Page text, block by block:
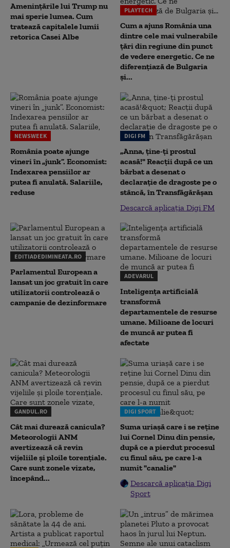
Amenințările lui Trump nu
mai sperie lumea. Cum
tratează capitalele lumii
retorica Casei Albe
PLAYTECH
Cum a ajuns România una
dintre cele mai vulnerabile
țări din regiune din punct
de vedere energetic. Ce ne
diferențiază de Bulgaria
și...
NEWSWEEK
România poate ajunge
vineri în „junk”. Economist:
Indexarea pensiilor ar
putea fi anulată. Salariile,
reduse
DIGI FM
„Anna, ţine-ţi prostul
acasă!" Reacţii după ce un
bărbat a desenat o
declaraţie de dragoste pe o
stâncă, în Transfăgărăşan
Descarcă aplicația Digi FM
EDITIADEDIMINEATA.RO
Parlamentul European a
lansat un joc gratuit în care
utilizatorii controlează o
campanie de dezinformare
ADEVARUL
Inteligența artificială
transformă
departamentele de resurse
umane. Milioane de locuri
de muncă ar putea fi
afectate
GANDUL.RO
Cât mai durează canicula?
Meteorologii ANM
avertizează că revin
vijeliile și ploile torențiale.
Care sunt zonele vizate,
începând...
DIGI SPORT
Suma uriașă care i se reține
lui Cornel Dinu din pensie,
după ce a pierdut procesul
cu finul său, pe care l-a
numit "canalie"
Descarcă aplicația Digi
Sport